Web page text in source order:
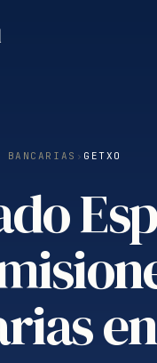
BANCARIAS › GETXO